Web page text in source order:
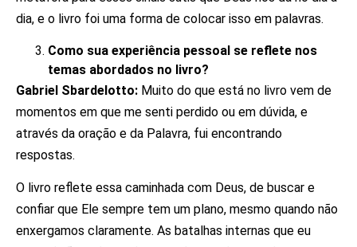
dia, e o livro foi uma forma de colocar isso em palavras.
Como sua experiência pessoal se reflete nos
temas abordados no livro?
Gabriel Sbardelotto: Muito do que está no livro vem de
momentos em que me senti perdido ou em dúvida, e
através da oração e da Palavra, fui encontrando
respostas.
O livro reflete essa caminhada com Deus, de buscar e
confiar que Ele sempre tem um plano, mesmo quando não
enxergamos claramente. As batalhas internas que eu